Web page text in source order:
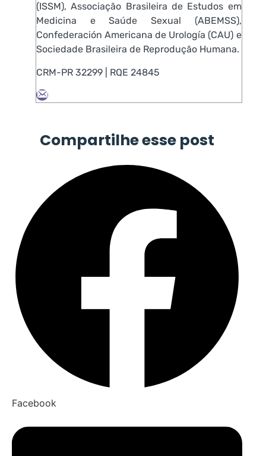
(ISSM), Associação Brasileira de Estudos em
Medicina e Saúde Sexual (ABEMSS),
Confederación Americana de Urología (CAU) e
Sociedade Brasileira de Reprodução Humana.
CRM-PR 32299 | RQE 24845
Compartilhe esse post
Facebook